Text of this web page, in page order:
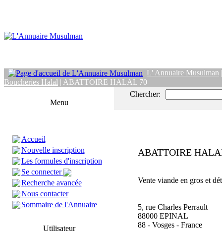
L' Annuaire Musulman
Boucheries Halal | ABATTOIRE HALAL 70
Menu
Accueil
Nouvelle inscription
Les formules d'inscription
Se connecter
Recherche avancée
Nous contacter
Sommaire de l'Annuaire
Utilisateur
Chercher:
ABATTOIRE
Vente viande en gros et
5, rue Charles Perrault
88000 EPINAL
88 - Vosges - France